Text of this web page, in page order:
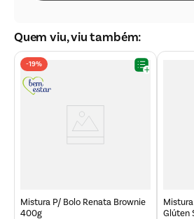
Quem viu, viu também:
-19%
Mistura P/ Bolo Renata Brownie
400g
Glúten